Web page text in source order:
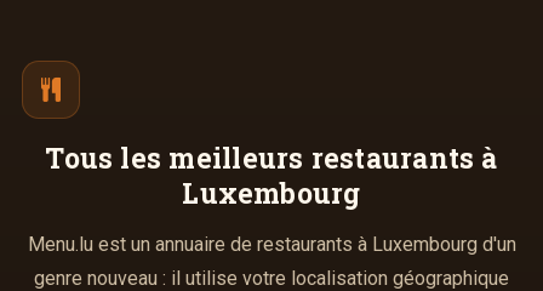
Tous les meilleurs restaurants à
Luxembourg
Menu.lu est un annuaire de restaurants à Luxembourg d'un
genre nouveau : il utilise votre localisation géographique